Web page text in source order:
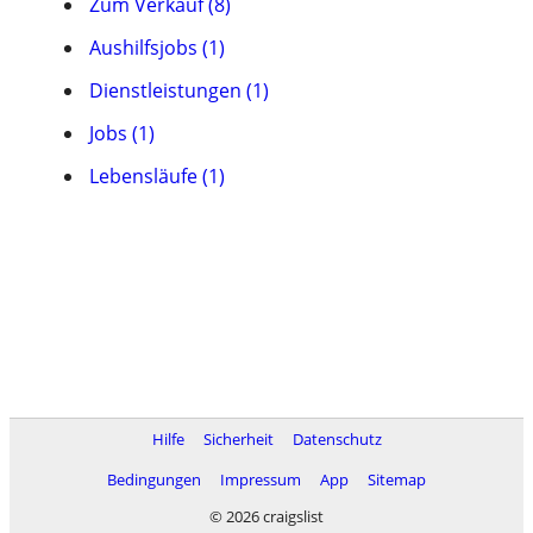
Aushilfsjobs (1)
Dienstleistungen (1)
Jobs (1)
Lebensläufe (1)
Hilfe Sicherheit
Datenschutz
Bedingungen
Impressum App
Sitemap
© 2026 craigslist